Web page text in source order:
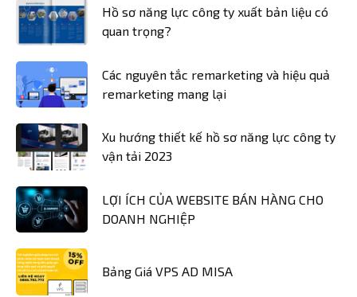
Hồ sơ năng lực công ty xuất bản liệu có
quan trọng?
Các nguyên tắc remarketing và hiệu quả
remarketing mang lại
Xu hướng thiết kế hồ sơ năng lực công ty
vận tải 2023
LỢI ÍCH CỦA WEBSITE BÁN HÀNG CHO
DOANH NGHIỆP
Bảng Giá VPS AD MISA